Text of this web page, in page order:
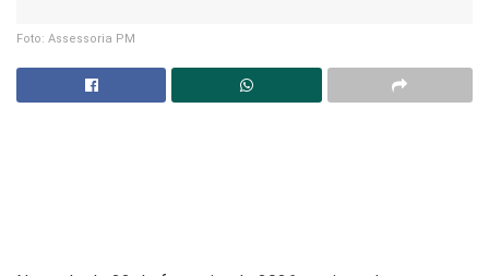
Foto: Assessoria PM